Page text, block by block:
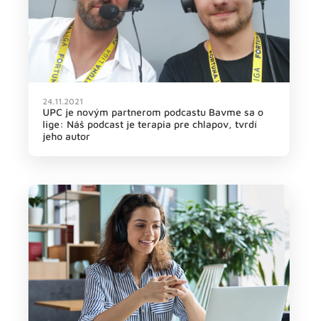
24.11.2021
UPC je nov‎ým partnerom podcastu Bavme sa o
lige: Náš podcast je terapia pre chlapov, tvrdí
jeho autor